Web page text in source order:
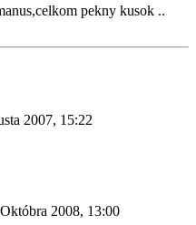
pekny kusok ..
2007, 15:22
2008, 13:00